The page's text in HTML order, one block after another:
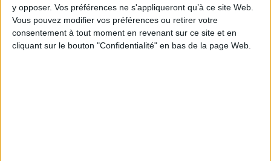
y opposer. Vos préférences ne s'appliqueront qu’à ce site Web.
Vous pouvez modifier vos préférences ou retirer votre
consentement à tout moment en revenant sur ce site et en
cliquant sur le bouton "Confidentialité" en bas de la page Web.